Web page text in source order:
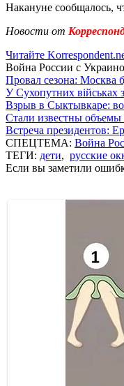
Накануне сообщалось,
Новости от
Читайте
Война России с
Провал сезона: Москва
У Сухопутних військах
Взрыв в Сыктывкаре:
Стали известны
Встреча президентов:
СПЕЦТЕМА: Война
ТЕГИ: дети, русские
Если вы заметили